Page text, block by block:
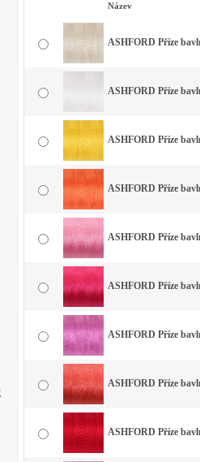
Název
ASHFORD Příze
ASHFORD Příze
ASHFORD Příze
ASHFORD Příze
ASHFORD Příze
ASHFORD Příze
ASHFORD Příze
ASHFORD Příze
ASHFORD Příze